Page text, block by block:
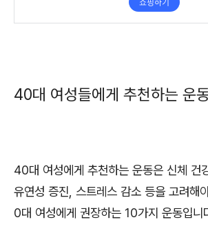
40대 여성들에게 추천하는 운
40대 여성에게 추천하는 운동은 신체 건
유연성 증진, 스트레스 감소 등을 고려해
0대 여성에게 권장하는 10가지 운동입니